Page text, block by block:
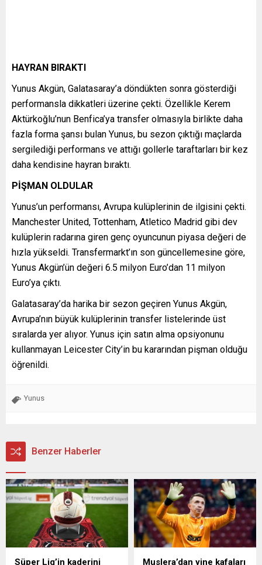
HAYRAN BIRAKTI
Yunus Akgün, Galatasaray’a döndükten sonra gösterdiği
performansla dikkatleri üzerine çekti. Özellikle Kerem
Aktürkoğlu’nun Benfica’ya transfer olmasıyla birlikte daha
fazla forma şansı bulan Yunus, bu sezon çıktığı maçlarda
sergilediği performans ve attığı gollerle taraftarları bir kez
daha kendisine hayran bıraktı.
PİŞMAN OLDULAR
Yunus’un performansı, Avrupa kulüplerinin de ilgisini çekti.
Manchester United, Tottenham, Atletico Madrid gibi dev
kulüplerin radarına giren genç oyuncunun piyasa değeri de
hızla yükseldi. Transfermarkt’ın son güncellemesine göre,
Yunus Akgün’ün değeri 6.5 milyon Euro’dan 11 milyon
Euro’ya çıktı.
Galatasaray’da harika bir sezon geçiren Yunus Akgün,
Avrupa’nın büyük kulüplerinin transfer listelerinde üst
sıralarda yer alıyor. Yunus için satın alma opsiyonunu
kullanmayan Leicester City’in bu kararından pişman olduğu
öğrenildi.
Yunus
Benzer Haberler
Süper Lig’in kaderini
Muslera’dan yine kafaları